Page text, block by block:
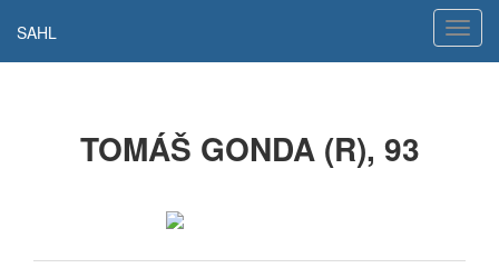
SAHL
TOMÁŠ GONDA (R), 93